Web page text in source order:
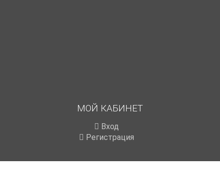
МОЙ КАБИНЕТ
Вход
Регистрация